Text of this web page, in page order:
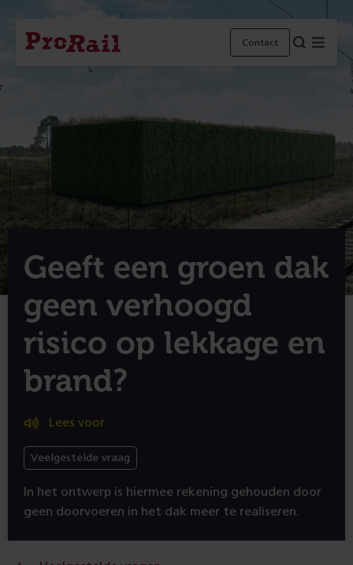
Navigatie
Homepage Contact
Geeft een groen dak
geen verhoogd
risico op lekkage en
brand?
Lees voor
Veelgestelde vraag
In het ontwerp is hiermee rekening gehouden door
geen doorvoeren in het dak meer te realiseren.